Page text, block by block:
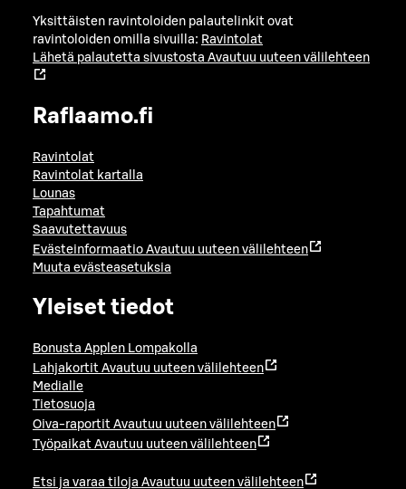
Yksittäisten ravintoloiden palautelinkit ovat
ravintoloiden omilla sivuilla: Ravintolat
Lähetä palautetta sivustosta Avautuu uuteen välilehteen
Raflaamo.fi
Ravintolat
Ravintolat kartalla
Lounas
Tapahtumat
Saavutettavuus
Evästeinformaatio Avautuu uuteen välilehteen
Muuta evästeasetuksia
Yleiset tiedot
Bonusta Applen Lompakolla
Lahjakortit Avautuu uuteen välilehteen
Medialle
Tietosuoja
Oiva-raportit Avautuu uuteen välilehteen
Työpaikat Avautuu uuteen välilehteen
Etsi ja varaa tiloja Avautuu uuteen välilehteen